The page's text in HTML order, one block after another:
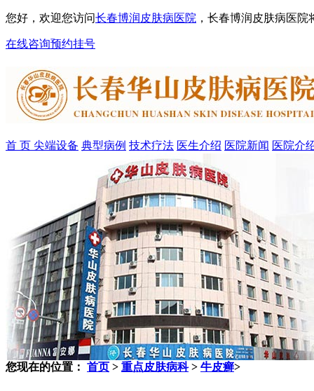
您好，欢迎您访问长春博润皮肤病医院 ，长春博润皮肤病医
在线咨询预约挂号
首 页 尖端设备 典型病例 技术疗法 医生介绍 医院新闻 医院介
您现在的位置： 首页 > 重点皮肤病科> 牛皮癣>